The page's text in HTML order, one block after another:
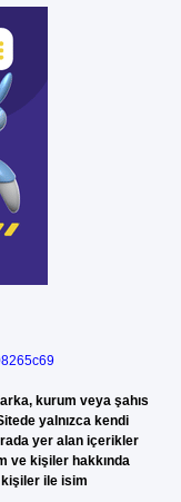
kurum veya şahıs
yalnızca kendi
yer alan içerikler
ve kişiler hakkında
kişiler ile isim